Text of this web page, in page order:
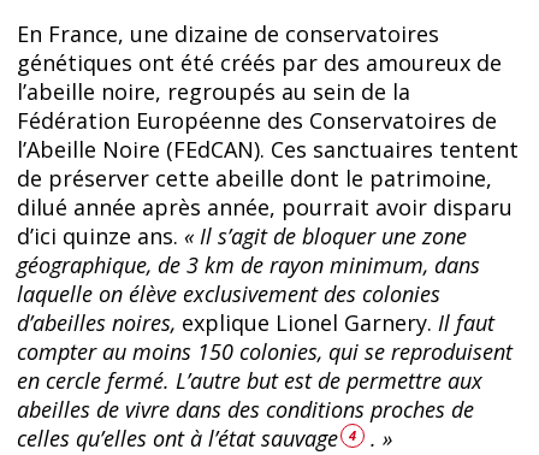
En France, une dizaine de conservatoires
génétiques ont été créés par des amoureux de
l’abeille noire, regroupés au sein de la
Fédération Européenne des Conservatoires de
l’Abeille Noire (FEdCAN). Ces sanctuaires tentent
de préserver cette abeille dont le patrimoine,
dilué année après année, pourrait avoir disparu
d’ici quinze ans. « Il s’agit de bloquer une zone
géographique, de 3 km de rayon minimum, dans
laquelle on élève exclusivement des colonies
d’abeilles noires, explique Lionel Garnery. Il faut
compter au moins 150 colonies, qui se reproduisent
en cercle fermé. L’autre but est de permettre aux
abeilles de vivre dans des conditions proches de
celles qu’elles ont à l’état sauvage 4
. »